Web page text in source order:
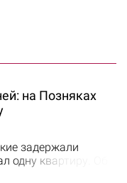
на Позняках
задержали
одну квартиру. Об